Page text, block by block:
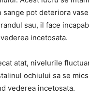
sange pot deteriora
sau, il face
incetosata.
atat, nivelurile
ochiului sa se
vederea incetosata.